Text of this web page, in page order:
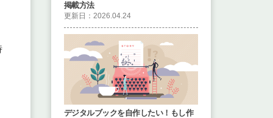
掲載方法
更新日：2026.04.24
デジタルブックを自作したい！もし作